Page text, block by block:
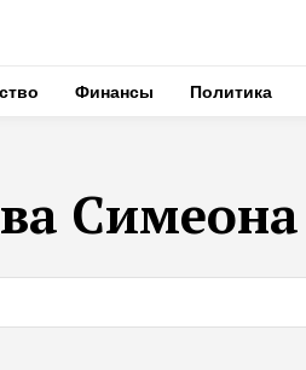
Финансы Политика